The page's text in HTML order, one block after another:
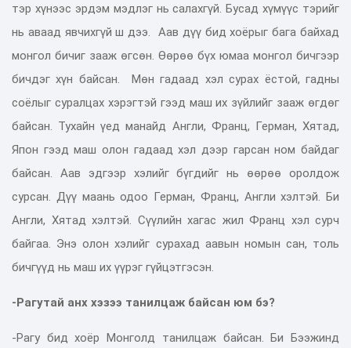
тэр хүнээс эрдэм мэдлэг нь салахгүй. Бусад хүмүүс тэрийг
нь аваад явчихгүй ш дээ. Аав дүү бид хоёрыг бага байхад
монгол бичиг зааж өгсөн. Өөрөө бүх юмаа монгол бичгээр
бичдэг хүн байсан. Мөн гадаад хэл сурах ёстой, гадны
соёлыг суралцах хэрэгтэй гээд маш их зүйлийг зааж өгдөг
байсан. Тухайн үед манайд Англи, Франц, Герман, Хятад,
Япон гээд маш олон гадаад хэл дээр гарсан ном байдаг
байсан. Аав эдгээр хэлийг бүгдийг нь өөрөө оролдож
сурсан. Дүү маань одоо Герман, Франц, Англи хэлтэй. Би
Англи, Хятад хэлтэй. Сүүлийн хагас жил Франц хэл сурч
байгаа. Энэ олон хэлийг сурахад аавын номын сан, толь
бичгүүд нь маш их үүрэг гүйцэтгэсэн.
-Рагутай анх хэзээ танилцаж байсан юм бэ?
-Рагу бид хоёр Монголд танилцаж байсан. Би Бээжинд